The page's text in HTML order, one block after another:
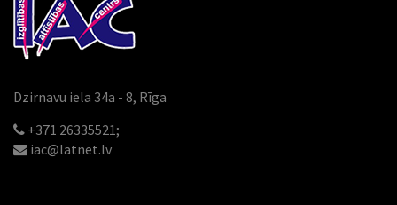
Dzirnavu iela 34a - 8, Rīga
+371 26335521;
iac@latnet.lv